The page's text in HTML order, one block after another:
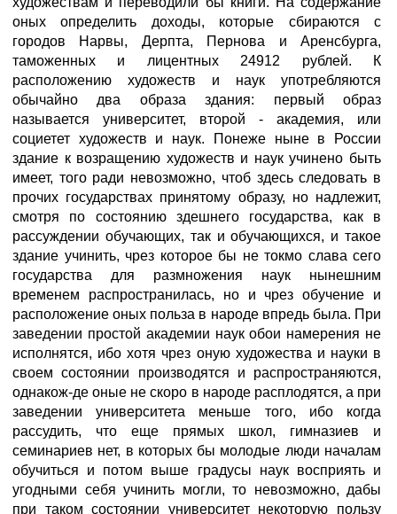
оных определить доходы, которые сбираются с
городов Нарвы, Дерпта, Пернова и Аренсбурга,
таможенных и лицентных 24912 рублей. К
расположению художеств и наук употребляются
обычайно два образа здания: первый образ
называется университет, второй - академия, или
социетет художеств и наук. Понеже ныне в России
здание к возращению художеств и наук учинено быть
имеет, того ради невозможно, чтоб здесь следовать в
прочих государствах принятому образу, но надлежит,
смотря по состоянию здешнего государства, как в
рассуждении обучающих, так и обучающихся, и такое
здание учинить, чрез которое бы не токмо слава сего
государства для размножения наук нынешним
временем распространилась, но и чрез обучение и
расположение оных польза в народе впредь была. При
заведении простой академии наук обои намерения не
исполнятся, ибо хотя чрез оную художества и науки в
своем состоянии производятся и распространяются,
однакож-де оные не скоро в народе расплодятся, а при
заведении университета меньше того, ибо когда
рассудить, что еще прямых школ, гимназиев и
семинариев нет, в которых бы молодые люди началам
обучиться и потом выше градусы наук восприять и
угодными себя учинить могли, то невозможно, дабы
при таком состоянии университет некоторую пользу